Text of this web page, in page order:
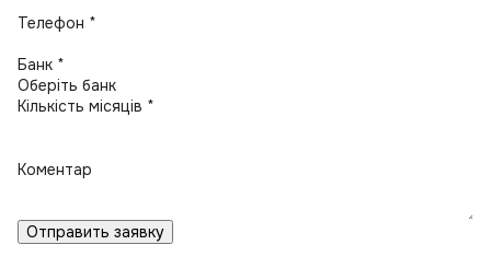
Телефон *
Банк *
Кількість місяців *
Коментар
Отправить заявку